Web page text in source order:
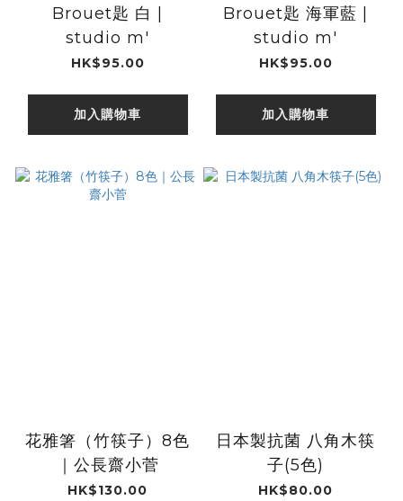
Brouet匙 白 |
studio m'
HK$95.00
加入購物車
Brouet匙 海軍藍 |
studio m'
HK$95.00
加入購物車
花雅箸（竹筷子）8色
｜公長齋小菅
HK$130.00
日本製抗菌 八角木筷
子(5色)
HK$80.00